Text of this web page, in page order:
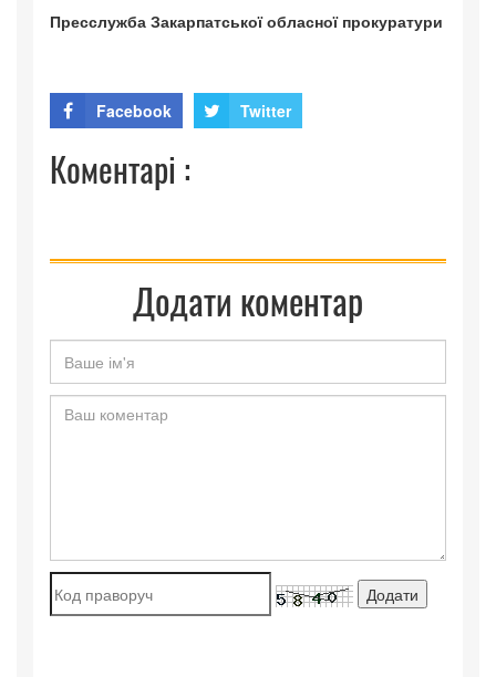
Пресслужба Закарпатської обласної прокуратури
Facebook Twitter
Коментарі :
Додати коментар